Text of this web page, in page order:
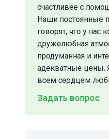
счастливее с
Наши постоянные
говорят, что у нас
дружелюбная
продуманная и
адекватные цены.
всем сердцем
Задать вопрос